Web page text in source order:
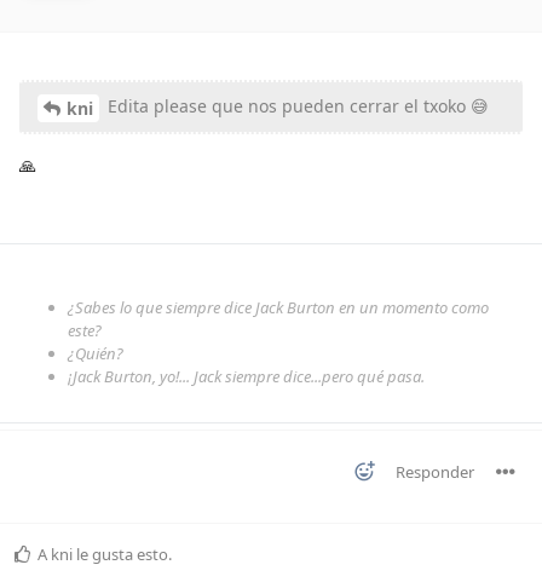
kni Edita please que nos pueden cerrar el txoko 😅
🙏
¿Sabes lo que siempre dice Jack Burton en un momento como
este?
¿Quién?
¡Jack Burton, yo!... Jack siempre dice...pero qué pasa.
Responder
A kni le gusta esto.